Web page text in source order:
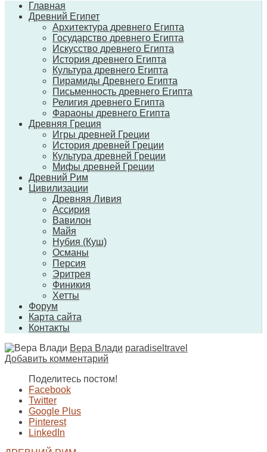
Главная
Древний Египет
Архитектура древнего Египта
Государство древнего Египта
Искусство древнего Египта
История древнего Египта
Культура древнего Египта
Пирамиды Древнего Египта
Письменность древнего Египта
Религия древнего Египта
Фараоны древнего Египта
Древняя Греция
Игры древней Греции
История древней Греции
Культура древней Греции
Мифы древней Греции
Древний Рим
Цивилизации
Древняя Ливия
Ассирия
Вавилон
Майя
Нубия (Куш)
Османы
Персия
Эритрея
Финикия
Хетты
Форум
Карта сайта
Контакты
Вера Влади paradiseltravel
Добавить комментарий
Поделитесь постом!
Facebook
Twitter
Google Plus
Pinterest
LinkedIn